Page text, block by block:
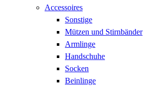
Accessoires
Sonstige
Mützen und Stirnbänder
Armlinge
Handschuhe
Socken
Beinlinge